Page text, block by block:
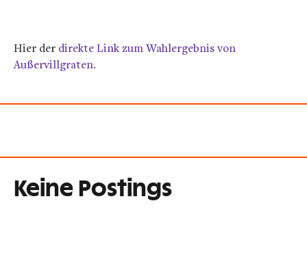
Hier der direkte Link zum Wahlergebnis von
Außervillgraten.
Keine Postings